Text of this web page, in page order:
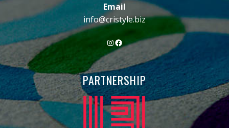
Email
info@cristyle.biz
Instagram
Facebook
PARTNERSHIP